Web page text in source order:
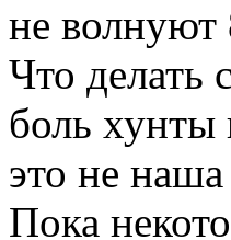
не волнуют
Что делать
боль хунты
это не
Пока